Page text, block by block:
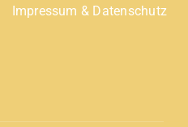
Impressum & Datenschutz